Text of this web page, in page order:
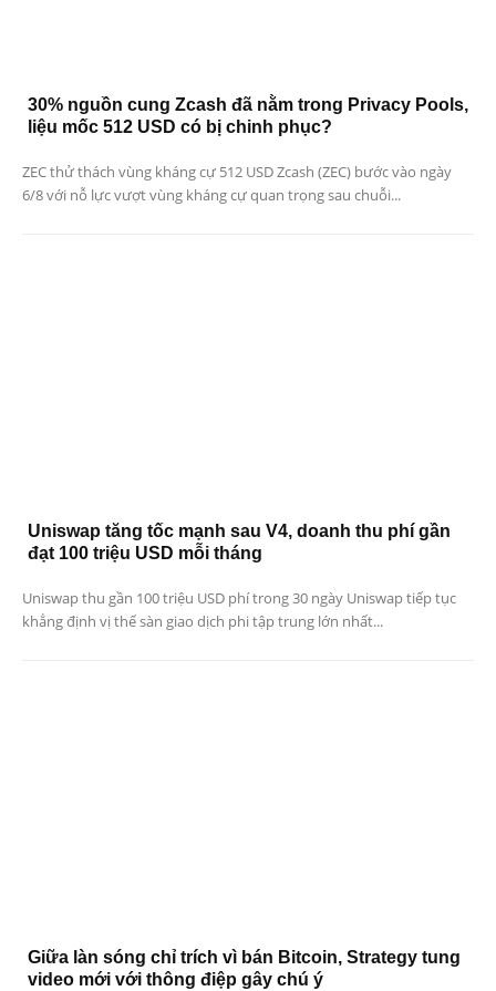
30% nguồn cung Zcash đã nằm trong Privacy Pools,
liệu mốc 512 USD có bị chinh phục?
ZEC thử thách vùng kháng cự 512 USD Zcash (ZEC) bước vào ngày
6/8 với nỗ lực vượt vùng kháng cự quan trọng sau chuỗi...
Uniswap tăng tốc mạnh sau V4, doanh thu phí gần
đạt 100 triệu USD mỗi tháng
Uniswap thu gần 100 triệu USD phí trong 30 ngày Uniswap tiếp tục
khẳng định vị thế sàn giao dịch phi tập trung lớn nhất...
Giữa làn sóng chỉ trích vì bán Bitcoin, Strategy tung
video mới với thông điệp gây chú ý